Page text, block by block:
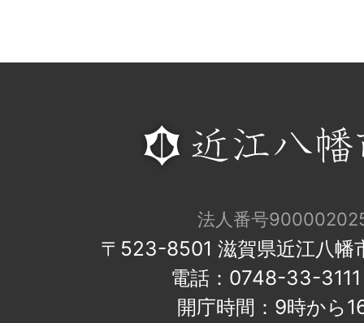
法人番号
〒523-8501 滋賀県近江八幡
電話：0748-33-
開庁時間：9時から